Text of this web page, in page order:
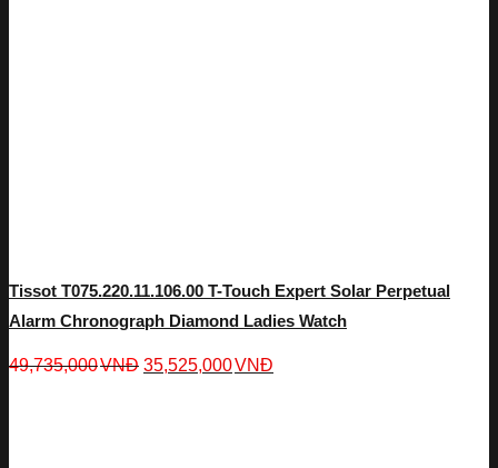
Tissot T075.220.11.106.00 T-Touch Expert Solar Perpetual
Alarm Chronograph Diamond Ladies Watch
49,735,000VNĐ 35,525,000VNĐ